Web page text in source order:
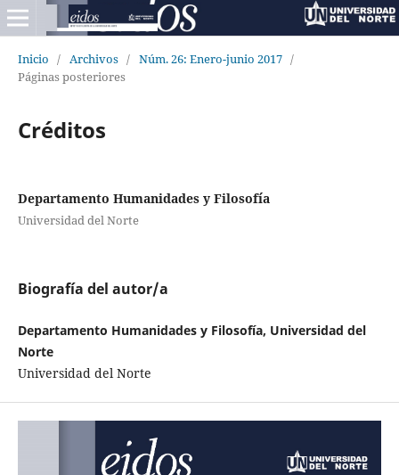
Inicio / Archivos / Núm. 26: Enero-junio 2017 /
Páginas posteriores
Créditos
Departamento Humanidades y Filosofía
Universidad del Norte
Biografía del autor/a
Departamento Humanidades y Filosofía, Universidad del
Norte
Universidad del Norte